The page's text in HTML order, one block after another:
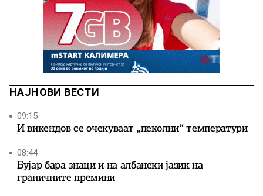
НАЈНОВИ ВЕСТИ
09:15
И викендов се очекуваат „пеколни“ температури
08:44
Бујар бара знаци и на албански јазик на
граничните премини